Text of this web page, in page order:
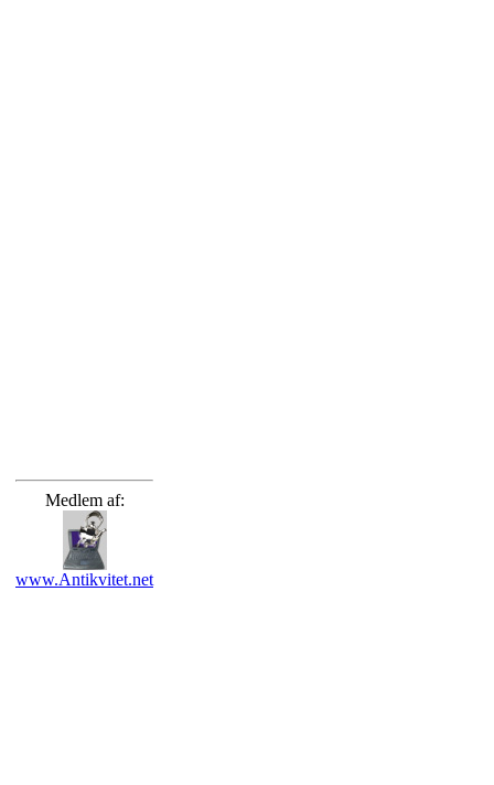
Medlem af:
www.Antikvitet.net